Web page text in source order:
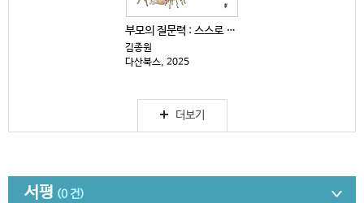
부모의 질문력 : 스스로 생각하고 답을 찾는 아이로 키...
김종원
다산북스, 2025
더보기
서평 (0 건)